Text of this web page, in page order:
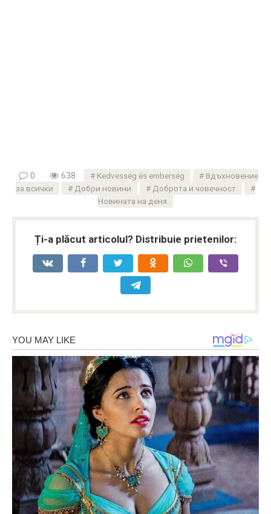
0 638 Kedvesség és emberség
Вдъхновение
за всички
Добри новини
Доброта и човечност
Новината на деня
Ți-a plăcut articolul? Distribuie prietenilor: